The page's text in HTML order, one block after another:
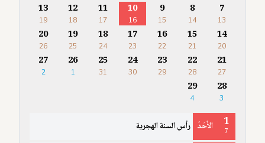
7
13
8
14
9
15
10
16
11
17
12
18
13
19
14
20
15
21
16
22
17
23
18
24
19
25
20
26
21
27
22
28
23
29
24
30
25
31
26
1
27
2
28
3
29
4
1
7 الأَحَدُ رأس السنة الهجرية